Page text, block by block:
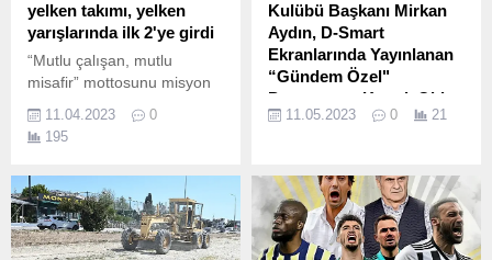
yelken takımı, yelken
yarışlarında ilk 2'ye girdi
“Mutlu çalışan, mutlu
misafir” mottosunu misyon
Sheraton ekibi, bu yıl
gerçekleşen yelken
gösterdi.
11.04.2023
0
195
Kulübü Başkanı Mirkan
Aydın, D-Smart
Ekranlarında Yayınlanan
“Gündem Özel"
Programına Konuk Oldu
Nesibe Aydın Spor Kulübü
yayınlanan “Gündem Özel”
programına konuk oldu.
11.05.2023 0 21